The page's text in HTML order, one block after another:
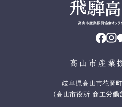
高山市産業
岐⾩県⾼⼭市花岡
（高山市役所 商工労働